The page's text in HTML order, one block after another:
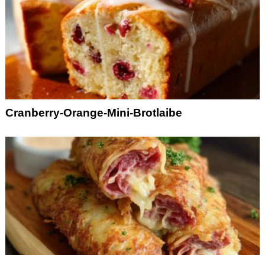
Cranberry-Orange-Mini-Brotlaibe